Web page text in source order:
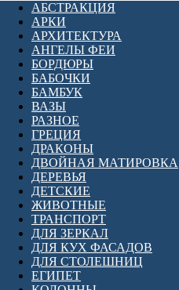
АБСТРАКЦИЯ
АРКИ
АРХИТЕКТУРА
АНГЕЛЫ ФЕИ
БОРДЮРЫ
БАБОЧКИ
БАМБУК
ВАЗЫ
РАЗНОЕ
ГРЕЦИЯ
ДРАКОНЫ
ДВОЙНАЯ МАТИРОВКА
ДЕРЕВЬЯ
ДЕТСКИЕ
ЖИВОТНЫЕ
ТРАНСПОРТ
ДЛЯ ЗЕРКАЛ
ДЛЯ КУХ ФАСАДОВ
ДЛЯ СТОЛЕШНИЦ
ЕГИПЕТ